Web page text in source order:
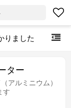
りました
ター
アルミニウム）
す